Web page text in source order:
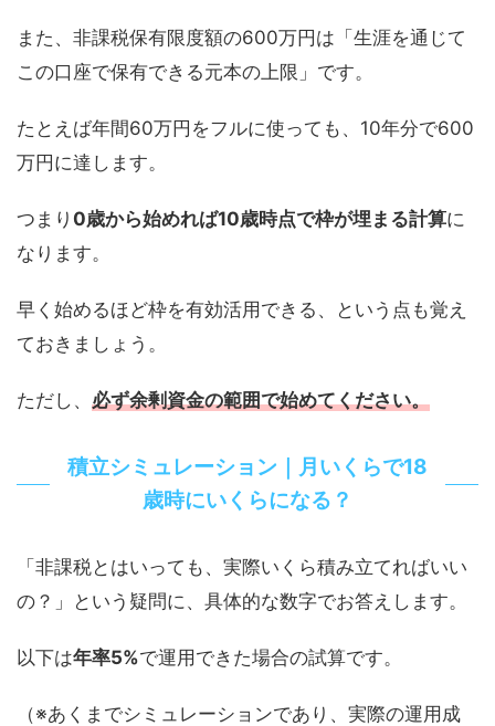
また、非課税保有限度額の600万円は「生涯を通じて
この口座で保有できる元本の上限」です。
たとえば年間60万円をフルに使っても、10年分で600
万円に達します。
つまり 0歳から始めれば10歳時点で枠が埋まる計算に
なります。
早く始めるほど枠を有効活用できる、という点も覚え
ておきましょう。
ただし、 必ず余剰資金の範囲で始めてください。
積立シミュレーション｜月いくらで18
歳時にいくらになる？
「非課税とはいっても、実際いくら積み立てればいい
の？」という疑問に、具体的な数字でお答えします。
以下は年率5%で運用できた場合の試算です。
（※あくまでシミュレーションであり、実際の運用成